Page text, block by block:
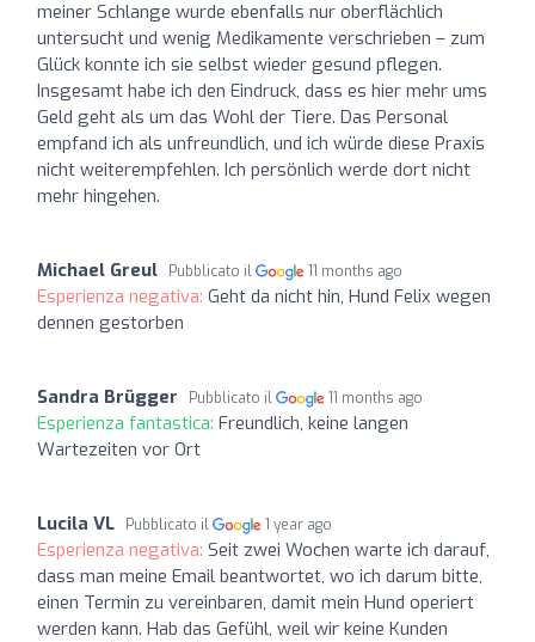
meiner Schlange wurde ebenfalls nur oberflächlich
untersucht und wenig Medikamente verschrieben – zum
Glück konnte ich sie selbst wieder gesund pflegen.
Insgesamt habe ich den Eindruck, dass es hier mehr ums
Geld geht als um das Wohl der Tiere. Das Personal
empfand ich als unfreundlich, und ich würde diese Praxis
nicht weiterempfehlen. Ich persönlich werde dort nicht
mehr hingehen.
Michael Greul Pubblicato il 11 months ago
Esperienza negativa: Geht da nicht hin, Hund Felix wegen
dennen gestorben
Sandra Brügger Pubblicato il 11 months ago
Esperienza fantastica: Freundlich, keine langen
Wartezeiten vor Ort
Lucila VL Pubblicato il 1 year ago
Esperienza negativa: Seit zwei Wochen warte ich darauf,
dass man meine Email beantwortet, wo ich darum bitte,
einen Termin zu vereinbaren, damit mein Hund operiert
werden kann. Hab das Gefühl, weil wir keine Kunden